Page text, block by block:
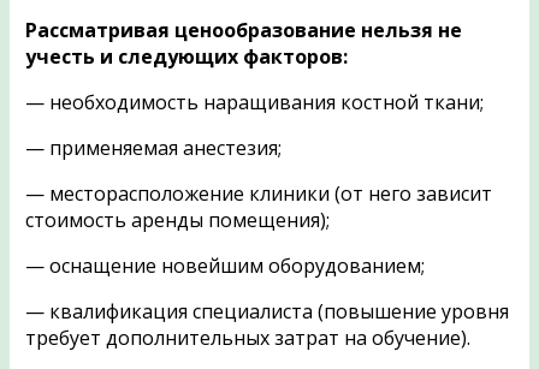
Рассматривая ценообразование нельзя не
учесть и следующих факторов:
— необходимость наращивания костной ткани;
— применяемая анестезия;
— месторасположение клиники (от него зависит
стоимость аренды помещения);
— оснащение новейшим оборудованием;
— квалификация специалиста (повышение уровня
требует дополнительных затрат на обучение).